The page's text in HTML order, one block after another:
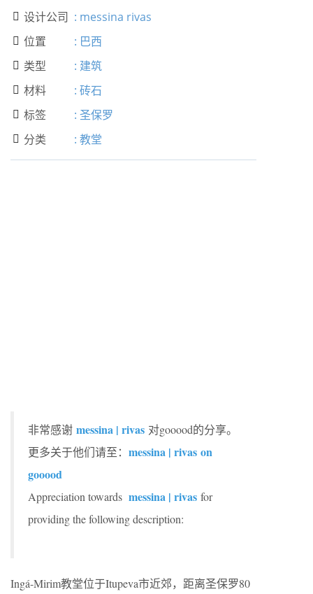
 设计公司 : messina rivas
 位置 : 巴西
 类型 : 建筑
 材料 : 砖石
 标签 : 圣保罗
 分类 : 教堂
非常感谢 messina | rivas 对gooood的分享。
更多关于他们请至： messina | rivas on
gooood
Appreciation towards messina | rivas for
providing the following description:
Ingá-Mirim教堂位于Itupeva市近郊，距离圣保罗80